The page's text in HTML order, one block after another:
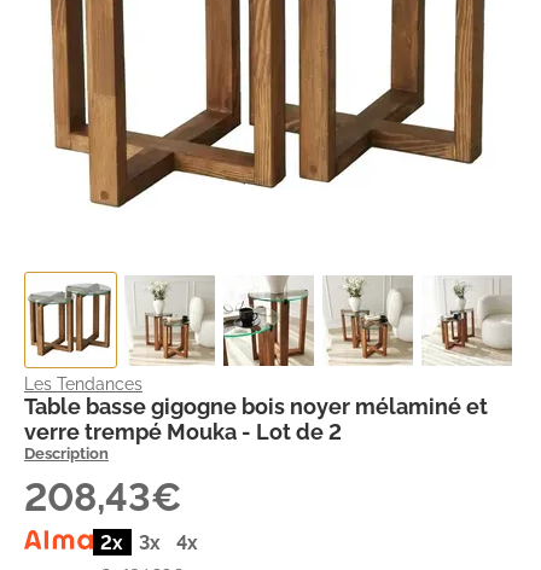
Les Tendances
Table basse gigogne bois noyer mélaminé et
verre trempé Mouka - Lot de 2
Description
208,43€
2x 3x 4x